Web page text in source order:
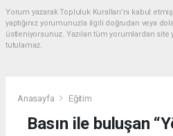
Yorum yazarak Topluluk Kuralları’nı kabul
yaptığınız yorumunuzla ilgili doğrudan veya
üstleniyorsunuz. Yazılan tüm yorumlardan
tutulamaz.
Anasayfa Eğitim
Basın ile buluşan